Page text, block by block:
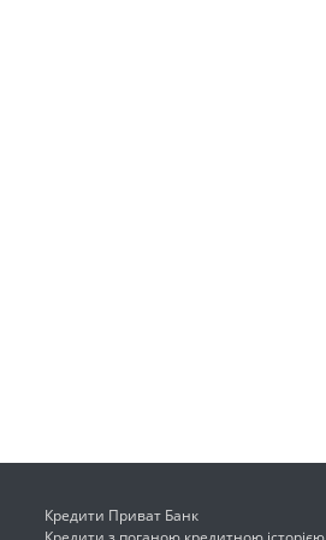
Кредити Приват Банк